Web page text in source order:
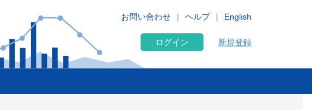
English
お問い合わせ ヘルプ
ログイン 新規登録